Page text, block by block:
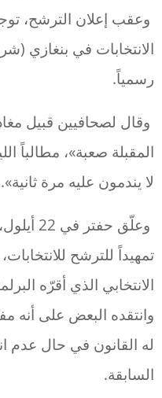
وعقب إعلان الترشح،
الانتخابات في بنغازي
رسمياً.
وقال لصحافيين قبيل
المقبلة صعبة»، مطالباً
لا يندمون عليه مرة ثانية».
وعلّق
تمهيداً للترشح
الانتخابي الذي أقرّه
وانتقده البعض على
له القانون في حال عدم
السابقة.